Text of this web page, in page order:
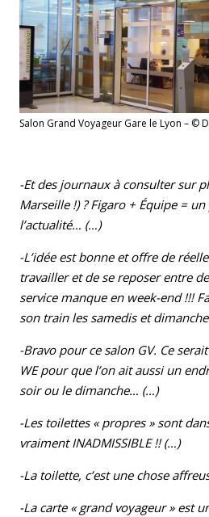
Salon Grand Voyageur Gare le Lyon – ©
-Et des journaux à consulter sur
Marseille !) ? Figaro + Équipe =
l’actualité… (…)
-L’idée est bonne et offre de
travailler et de se reposer entre
service manque en week-end !!!
son train les samedis et
-Bravo pour ce salon GV. Ce
WE pour que l’on ait aussi un
soir ou le dimanche… (…)
-Les toilettes « propres » sont
vraiment INADMISSIBLE !! (…)
-La toilette, c’est une chose
-La carte « grand voyageur » est